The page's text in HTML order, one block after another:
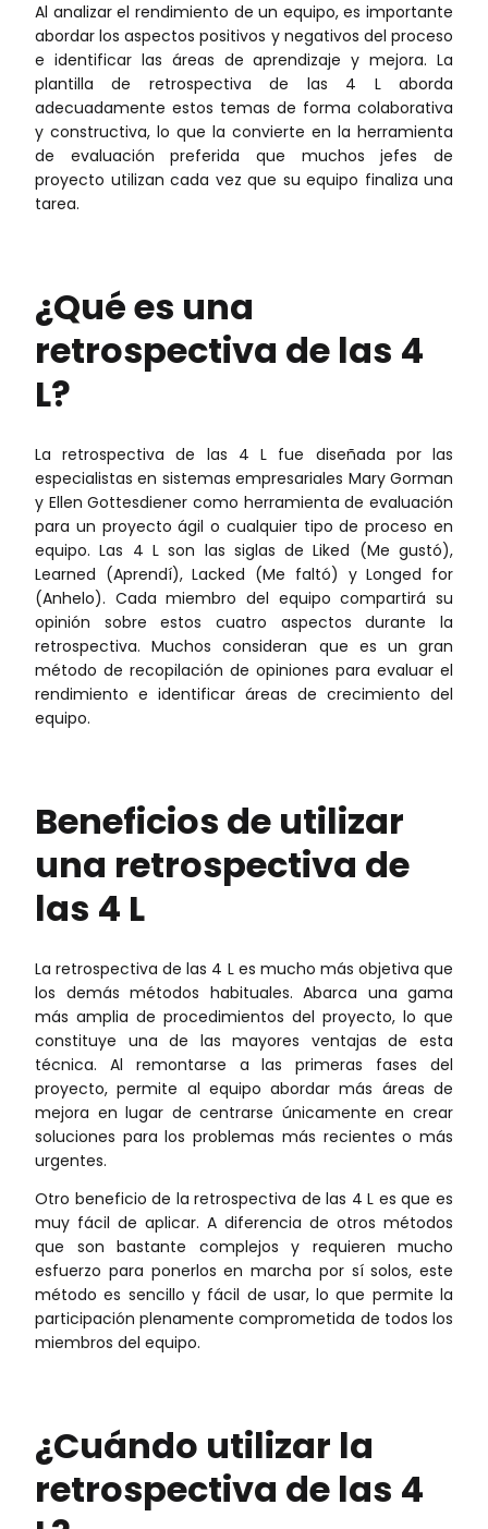
Al analizar el rendimiento de un equipo, es importante
abordar los aspectos positivos y negativos del proceso
e identificar las áreas de aprendizaje y mejora. La
plantilla de retrospectiva de las 4 L aborda
adecuadamente estos temas de forma colaborativa
y constructiva, lo que la convierte en la herramienta
de evaluación preferida que muchos jefes de
proyecto utilizan cada vez que su equipo finaliza una
tarea.
¿Qué es una
retrospectiva de las 4
L?
La retrospectiva de las 4 L fue diseñada por las
especialistas en sistemas empresariales Mary Gorman
y Ellen Gottesdiener como herramienta de evaluación
para un proyecto ágil o cualquier tipo de proceso en
equipo. Las 4 L son las siglas de Liked (Me gustó),
Learned (Aprendí), Lacked (Me faltó) y Longed for
(Anhelo). Cada miembro del equipo compartirá su
opinión sobre estos cuatro aspectos durante la
retrospectiva. Muchos consideran que es un gran
método de recopilación de opiniones para evaluar el
rendimiento e identificar áreas de crecimiento del
equipo.
Beneficios de utilizar
una retrospectiva de
las 4 L
La retrospectiva de las 4 L es mucho más objetiva que
los demás métodos habituales. Abarca una gama
más amplia de procedimientos del proyecto, lo que
constituye una de las mayores ventajas de esta
técnica. Al remontarse a las primeras fases del
proyecto, permite al equipo abordar más áreas de
mejora en lugar de centrarse únicamente en crear
soluciones para los problemas más recientes o más
urgentes.
Otro beneficio de la retrospectiva de las 4 L es que es
muy fácil de aplicar. A diferencia de otros métodos
que son bastante complejos y requieren mucho
esfuerzo para ponerlos en marcha por sí solos, este
método es sencillo y fácil de usar, lo que permite la
participación plenamente comprometida de todos los
miembros del equipo.
¿Cuándo utilizar la
retrospectiva de las 4